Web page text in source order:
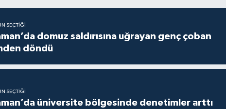
SEÇTIĞI
domuz saldırısına uğrayan genç çoban
döndü
SEÇTIĞI
üniversite bölgesinde denetimler arttı